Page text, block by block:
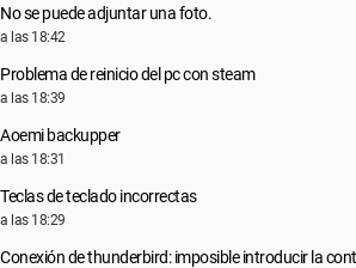
No se puede adjuntar una foto.
a las 18:42
Problema de reinicio del pc con steam
a las 18:39
Aoemi backupper
a las 18:31
Teclas de teclado incorrectas
a las 18:29
Conexión de thunderbird: imposible introducir la